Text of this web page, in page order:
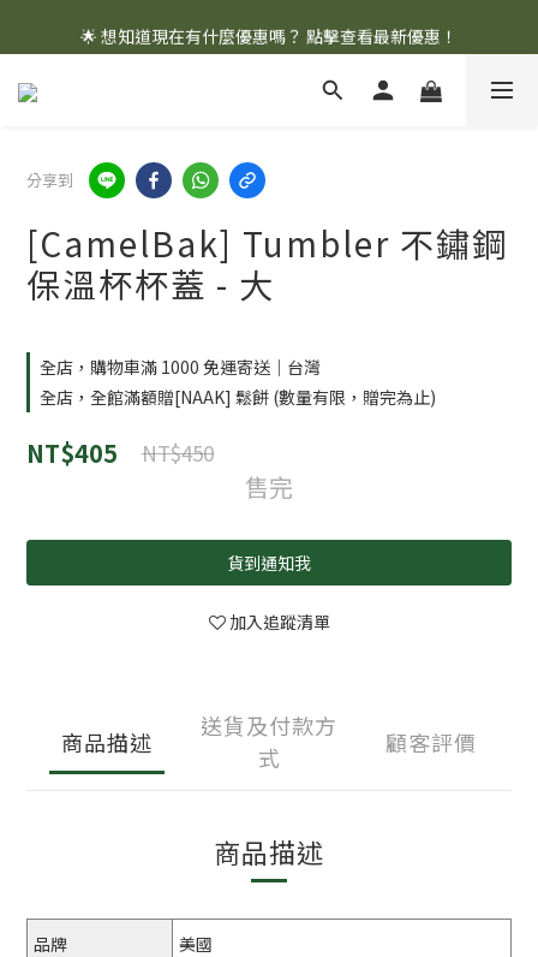
🌟 想知道現在有什麼優惠嗎？ 點擊查看最新優惠！
🌟 想知道現在有什麼優惠嗎？ 點擊查看最新優惠！
分享到
[CamelBak] Tumbler 不鏽鋼
保溫杯杯蓋 - 大
全店，購物車滿 1000 免運寄送｜台灣
全店，全館滿額贈[NAAK] 鬆餅 (數量有限，贈完為止)
NT$405 NT$450
售完
貨到通知我
加入追蹤清單
商品描述
送貨及付款方
式
顧客評價
商品描述
品牌 美國